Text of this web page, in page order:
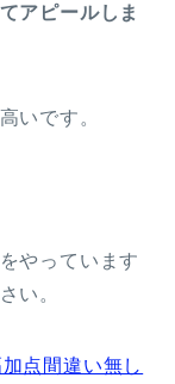
アピールしま
いです。
やっています
い。
点間違い無し